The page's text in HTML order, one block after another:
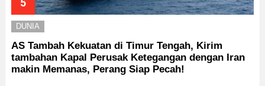
DUNIA
AS Tambah Kekuatan di Timur Tengah, Kirim
tambahan Kapal Perusak Ketegangan dengan Iran
makin Memanas, Perang Siap Pecah!